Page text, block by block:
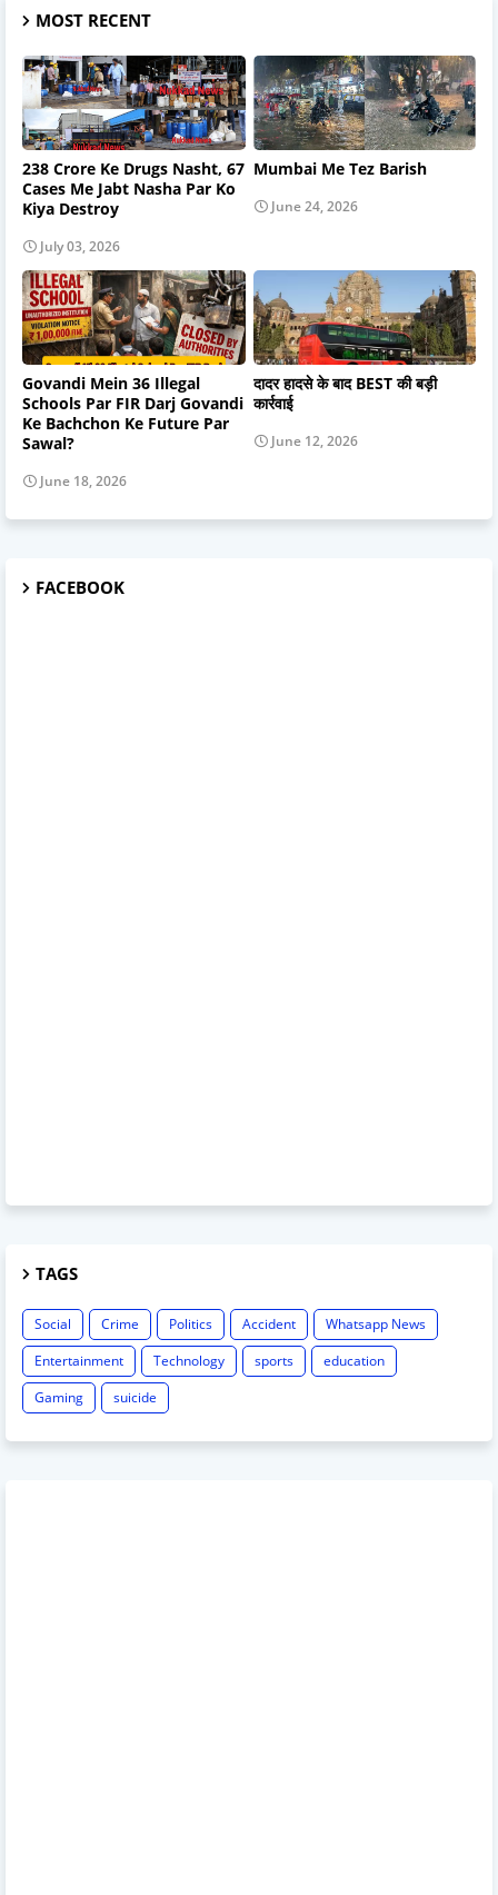
MOST RECENT
238 Crore Ke Drugs Nasht, 67
Cases Me Jabt Nasha Par Ko
Kiya Destroy
July 03, 2026
Mumbai Me Tez Barish
June 24, 2026
Govandi Mein 36 Illegal
Schools Par FIR Darj Govandi
Ke Bachchon Ke Future Par
Sawal?
June 18, 2026
दादर हादसे के बाद BEST की बड़ी
कार्रवाई
June 12, 2026
FACEBOOK
TAGS
Social Crime Politics Accident
Whatsapp News
Entertainment
Technology sports
education
Gaming
suicide